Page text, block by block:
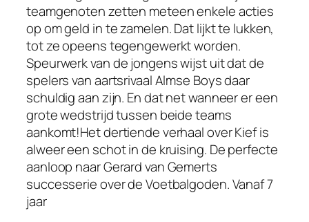
teamgenoten zetten meteen enkele acties
op om geld in te zamelen. Dat lijkt te lukken,
tot ze opeens tegengewerkt worden.
Speurwerk van de jongens wijst uit dat de
spelers van aartsrivaal Almse Boys daar
schuldig aan zijn. En dat net wanneer er een
grote wedstrijd tussen beide teams
aankomt!Het dertiende verhaal over Kief is
alweer een schot in de kruising. De perfecte
aanloop naar Gerard van Gemerts
successerie over de Voetbalgoden. Vanaf 7
jaar